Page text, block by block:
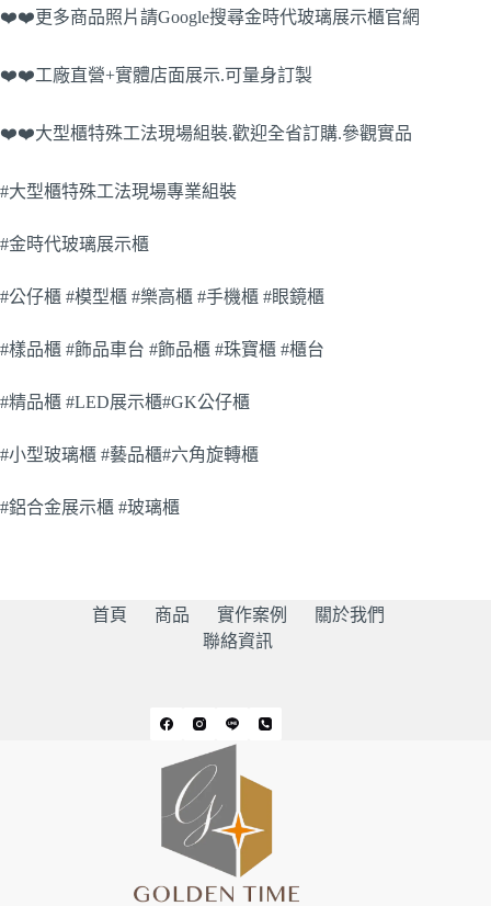
❤️❤️更多商品照片請Google搜尋金時代玻璃展示櫃官網
❤️❤️工廠直營+實體店面展示.可量身訂製
❤️❤️大型櫃特殊工法現場組裝.歡迎全省訂購.參觀實品
#大型櫃特殊工法現場專業組裝
#金時代玻璃展示櫃
#公仔櫃 #模型櫃 #樂高櫃 #手機櫃 #眼鏡櫃
#樣品櫃 #飾品車台 #飾品櫃 #珠寶櫃 #櫃台
#精品櫃 #LED展示櫃#GK公仔櫃
#小型玻璃櫃 #藝品櫃#六角旋轉櫃
#鋁合金展示櫃 #玻璃櫃
首頁 商品 實作案例
關於我們
聯絡資訊